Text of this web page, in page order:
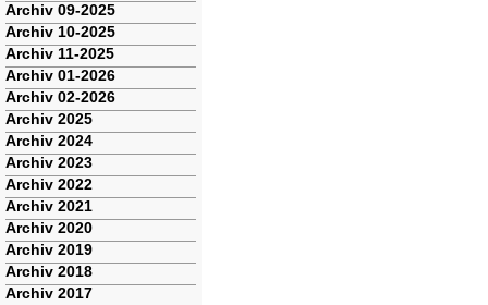
Archiv 09-2025
Archiv 10-2025
Archiv 11-2025
Archiv 01-2026
Archiv 02-2026
Archiv 2025
Archiv 2024
Archiv 2023
Archiv 2022
Archiv 2021
Archiv 2020
Archiv 2019
Archiv 2018
Archiv 2017